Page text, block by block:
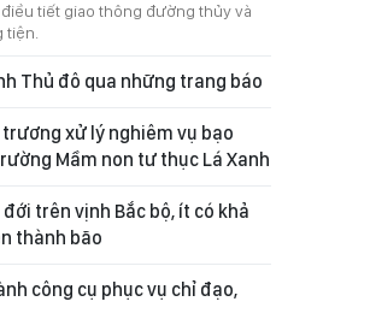
tiết giao thông đường thủy và
Thủ đô qua những trang báo
trương xử lý nghiêm vụ bạo
Mầm non tư thục Lá Xanh
trên vịnh Bắc bộ, ít có khả
thành bão
công cụ phục vụ chỉ đạo,